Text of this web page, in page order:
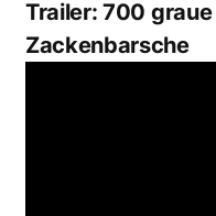
Trailer: 700
Zackenbarsche